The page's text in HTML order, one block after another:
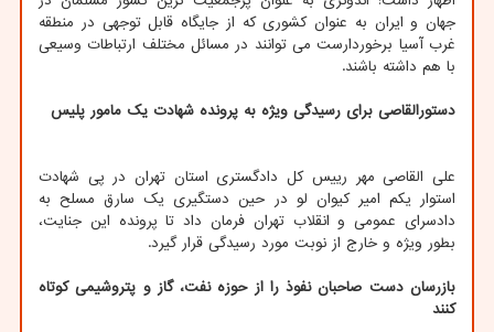
جهان و ایران به عنوان کشوری که از جایگاه قابل توجهی در منطقه
غرب آسیا برخوردارست می توانند در مسائل مختلف ارتباطات وسیعی
با هم داشته باشند.
دستورالقاصی برای رسیدگی ویژه به پرونده شهادت یک مامور پلیس
علی القاصی مهر رییس کل دادگستری استان تهران در پی شهادت
استوار یکم امیر کیوان لو در حین دستگیری یک سارق مسلح به
دادسرای عمومی و انقلاب تهران فرمان داد تا پرونده این جنایت،
بطور ویژه و خارج از نوبت مورد رسیدگی قرار گیرد.
بازرسان دست صاحبان نفوذ را از حوزه نفت، گاز و پتروشیمی کوتاه
کنند